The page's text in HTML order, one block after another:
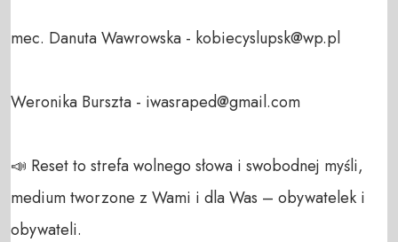
mec. Danuta Wawrowska - kobiecyslupsk@wp.pl
Weronika Burszta - iwasraped@gmail.com
📣 Reset to strefa wolnego słowa i swobodnej myśli,
medium tworzone z Wami i dla Was – obywatelek i
obywateli.